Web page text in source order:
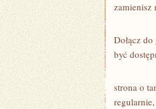
zamienisz
Dołącz
być
strona o